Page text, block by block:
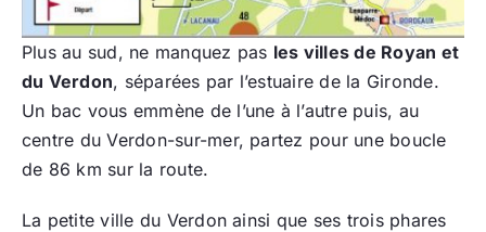
Plus au sud, ne manquez pas les villes de Royan et
du Verdon, séparées par l’estuaire de la Gironde.
Un bac vous emmène de l’une à l’autre puis, au
centre du Verdon-sur-mer, partez pour une boucle
de 86 km sur la route.
La petite ville du Verdon ainsi que ses trois phares